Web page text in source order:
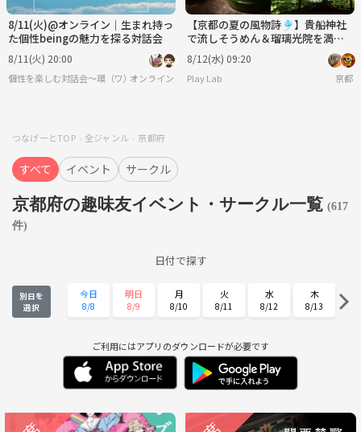
8/11(火)@オンライン｜生まれ持っ
た個性beingの魅力を探る対話会
8/11(火) 20:00
個性を楽しむ対話会〜環（ワ）〜オンライン
【京都の夏の風物詩🎐】貴船神社
で流しそうめん＆瑠璃光院を満喫
しよう！ 29歳以下限定(一部除く)
8/12(水) 09:20
Play Lab 京都
つなげーとTOP 全ジャンル 京都府
すべて イベント サークル
京都府の趣味友イベント・サークル一覧 (617
件)
日付で探す
別日を
選択
今日
8/8
明日
8/9
月
8/10
火
8/11
水
8/12
木
8/13
8/14 8/15 8/16 8/17 8/18
木
8/20
金
8/21
日
8/23
月
8/24
8/26 8/27 8/28 8/30
ご利用にはアプリのダウンロードが必要です